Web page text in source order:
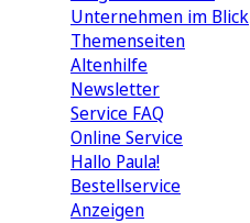
Unternehmen im Blick
Themenseiten
Altenhilfe
Newsletter
Service FAQ
Online Service
Hallo Paula!
Bestellservice
Anzeigen